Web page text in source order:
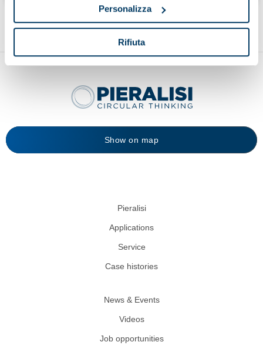
Personalizza
Rifiuta
Show on map
Pieralisi
Applications
Service
Case histories
News & Events
Videos
Job opportunities